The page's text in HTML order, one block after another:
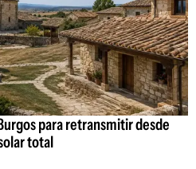
para retransmitir desde
total